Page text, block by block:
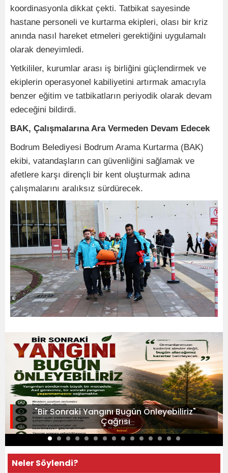
koordinasyonla dikkat çekti. Tatbikat sayesinde
hastane personeli ve kurtarma ekipleri, olası bir kriz
anında nasıl hareket etmeleri gerektiğini uygulamalı
olarak deneyimledi.
Yetkililer, kurumlar arası iş birliğini güçlendirmek ve
ekiplerin operasyonel kabiliyetini artırmak amacıyla
benzer eğitim ve tatbikatların periyodik olarak devam
edeceğini bildirdi.
BAK, Çalışmalarına Ara Vermeden Devam Edecek
Bodrum Belediyesi Bodrum Arama Kurtarma (BAK)
ekibi, vatandaşların can güvenliğini sağlamak ve
afetlere karşı dirençli bir kent oluşturmak adına
çalışmalarını aralıksız sürdürecek.
"Bir Sonraki Yangını Bugün Önleyebiliriz"
Çağrısı
Neler Söylendi?